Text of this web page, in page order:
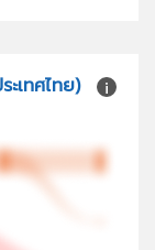
เทศไทย)